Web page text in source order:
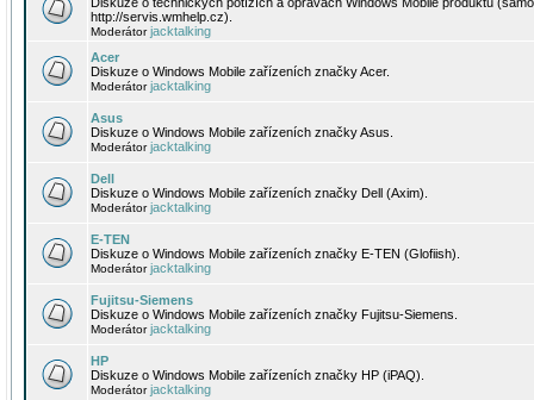
http://servis.wmhelp.cz).
Moderátorjacktalking
Acer
Diskuze o Windows Mobile zařízeních značky Acer.
Moderátorjacktalking
Asus
Diskuze o Windows Mobile zařízeních značky Asus.
Moderátorjacktalking
Dell
Diskuze o Windows Mobile zařízeních značky Dell (Axim).
Moderátorjacktalking
E-TEN
Diskuze o Windows Mobile zařízeních značky E-TEN (Glofiish).
Moderátorjacktalking
Fujitsu-Siemens
Diskuze o Windows Mobile zařízeních značky Fujitsu-Siemens.
Moderátorjacktalking
HP
Diskuze o Windows Mobile zařízeních značky HP (iPAQ).
Moderátorjacktalking